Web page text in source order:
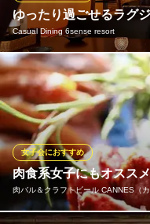
和伊きっちん itAPAn
和＋伊の創作ダイニング
ＪＲ西船橋駅北口 徒歩1
千葉県船橋市西船4-25-2 アロー
ゆったり過ごせるラグ
Casual Dining 6sense resort
ラグジュアリーな装飾に包
室もお祝い事には人気のお
ソファー席で、時間を忘れ
しい明るさのお洒落な照明
だけます！
Casual Dining
お洒落テラスと肉料理
ＪＲ総武線船橋駅 徒歩3
肉食系女子にもオスス
肉バル＆クラフトビール CANNES（
女子会におすすめ